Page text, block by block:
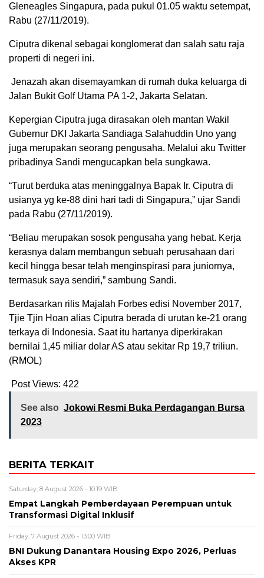
Gleneagles Singapura, pada pukul 01.05 waktu setempat,
Rabu (27/11/2019).
Ciputra dikenal sebagai konglomerat dan salah satu raja
properti di negeri ini.
Jenazah akan disemayamkan di rumah duka keluarga di
Jalan Bukit Golf Utama PA 1-2, Jakarta Selatan.
Kepergian Ciputra juga dirasakan oleh mantan Wakil
Gubernur DKI Jakarta Sandiaga Salahuddin Uno yang
juga merupakan seorang pengusaha. Melalui aku Twitter
pribadinya Sandi mengucapkan bela sungkawa.
“Turut berduka atas meninggalnya Bapak Ir. Ciputra di
usianya yg ke-88 dini hari tadi di Singapura,” ujar Sandi
pada Rabu (27/11/2019).
“Beliau merupakan sosok pengusaha yang hebat. Kerja
kerasnya dalam membangun sebuah perusahaan dari
kecil hingga besar telah menginspirasi para juniornya,
termasuk saya sendiri,” sambung Sandi.
Berdasarkan rilis Majalah Forbes edisi November 2017,
Tjie Tjin Hoan alias Ciputra berada di urutan ke-21 orang
terkaya di Indonesia. Saat itu hartanya diperkirakan
bernilai 1,45 miliar dolar AS atau sekitar Rp 19,7 triliun.
(RMOL)
Post Views: 422
See also Jokowi Resmi Buka Perdagangan Bursa
2023
BERITA TERKAIT
Saturday, 8 August 2026 - 10:19 WIB
Empat Langkah Pemberdayaan Perempuan untuk
Transformasi Digital Inklusif
Friday, 7 August 2026 - 13:00 WIB
BNI Dukung Danantara Housing Expo 2026, Perluas
Akses KPR